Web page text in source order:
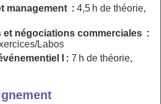
management : 4,5 h de théorie,
et négociations commerciales :
Labos
I : 7 h de théorie,